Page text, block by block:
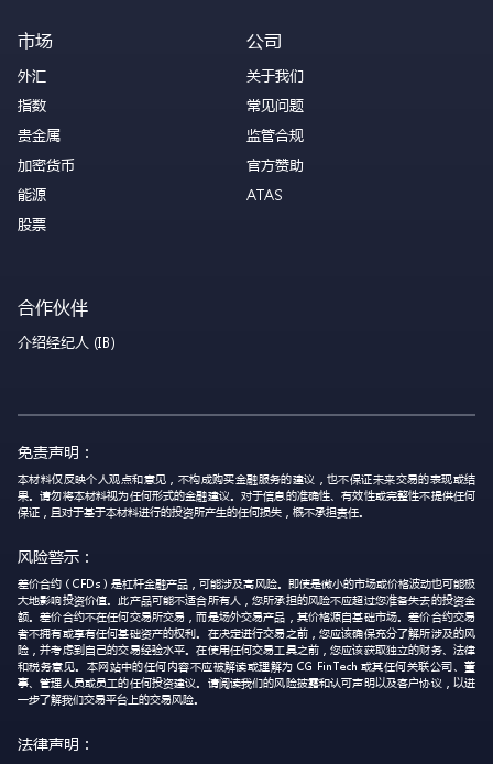
市场
外汇
指数
贵金属
加密货币
能源
股票
公司
关于我们
常见问题
监管合规
官方赞助
ATAS
合作伙伴
介绍经纪人 (IB)
免责声明：
本材料仅反映个人观点和意见，不构成购买金融服务的建议，也不保证未来交易的表现或结
果。请勿将本材料视为任何形式的金融建议。对于信息的准确性、有效性或完整性不提供任何
保证，且对于基于本材料进行的投资所产生的任何损失，概不承担责任。
风险警示：
差价合约（CFDs）是杠杆金融产品，可能涉及高风险。即使是微小的市场或价格波动也可能极
大地影响投资价值。此产品可能不适合所有人，您所承担的风险不应超过您准备失去的投资金
额。差价合约不在任何交易所交易，而是场外交易产品，其价格源自基础市场。差价合约交易
者不拥有或享有任何基础资产的权利。在决定进行交易之前，您应该确保充分了解所涉及的风
险，并考虑到自己的交易经验水平。在使用任何交易工具之前，您应该获取独立的财务、法律
和税务意见。本网站中的任何内容不应被解读或理解为 CG FinTech 或其任何关联公司、董
事、管理人员或员工的任何投资建议。请阅读我们的风险披露和认可声明以及客户协议，以进
一步了解我们交易平台上的交易风险。
法律声明：